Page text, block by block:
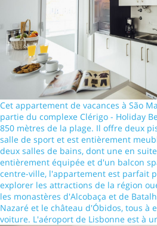
Cet appartement de vacances à São
partie du complexe Clérigo - Holiday
850 mètres de la plage. Il offre deux
salle de sport et est entièrement
deux salles de bains, dont une en
entièrement équipée et d'un balcon
centre-ville, l'appartement est parfait
explorer les attractions de la région
les monastères d'Alcobaça et de
Nazaré et le château d'Óbidos, tous à
voiture. L'aéroport de Lisbonne est à